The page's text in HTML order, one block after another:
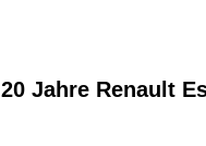
20 Jahre Renault